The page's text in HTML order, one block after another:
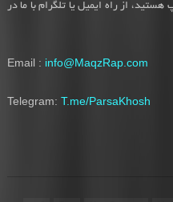
از راه ایمیل یا تلگرام با ما در
Email : info@MaqzRap.com
Telegram: T.me/ParsaKhosh